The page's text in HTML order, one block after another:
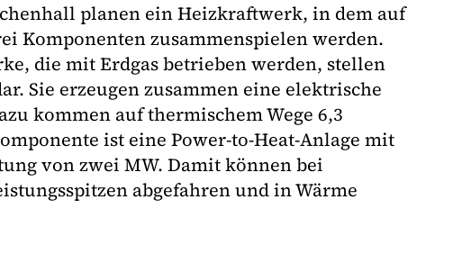
planen ein Heizkraftwerk, in dem auf
Komponenten zusammenspielen werden.
die mit Erdgas betrieben werden, stellen
Sie erzeugen zusammen eine elektrische
kommen auf thermischem Wege 6,3
ist eine Power-to-Heat-Anlage mit
von zwei MW. Damit können bei
abgefahren und in Wärme